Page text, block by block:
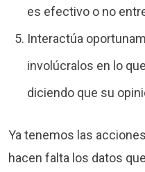
es efectivo o no
Interactúa
involúcralos en lo
diciendo que su
Ya tenemos las
hacen falta los datos